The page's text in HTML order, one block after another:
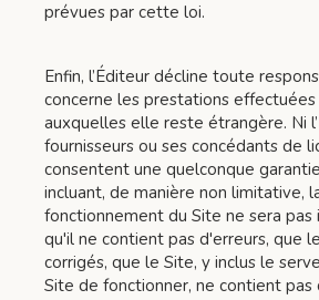
prévues par cette loi.
Enfin, l’Éditeur décline toute
concerne les prestations effectuées
auxquelles elle reste étrangère. Ni
fournisseurs ou ses concédants de
consentent une quelconque
incluant, de manière non limitative,
fonctionnement du Site ne sera pas
qu'il ne contient pas d'erreurs, que
corrigés, que le Site, y inclus le
Site de fonctionner, ne contient pas